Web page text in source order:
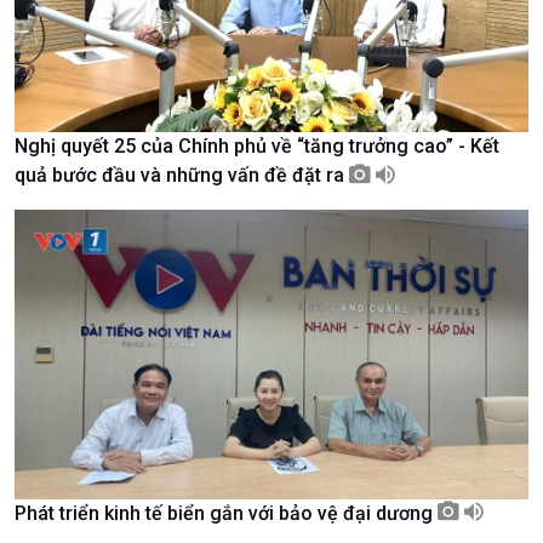
Kinh tế
Tin Kinh tế
Trước giờ mở cửa
Dòng chảy Kinh tế
Sức sống hàng Việt
Khởi nghiệp
Tuyên chiến với gian lận
thương mại
Nông nghiệp & Biển đảo
Tin Nông nghiệp & Biển
đảo
Mùa vàng
Tâm tình biên giới và hải
đảo
Tìm hiểu biển, đảo Việt
Nghị quyết 25 của Chính phủ về “tăng trưởng cao” - Kết
quả bước đầu và những vấn đề đặt ra
Phát triển kinh tế biển gắn với bảo vệ đại dương